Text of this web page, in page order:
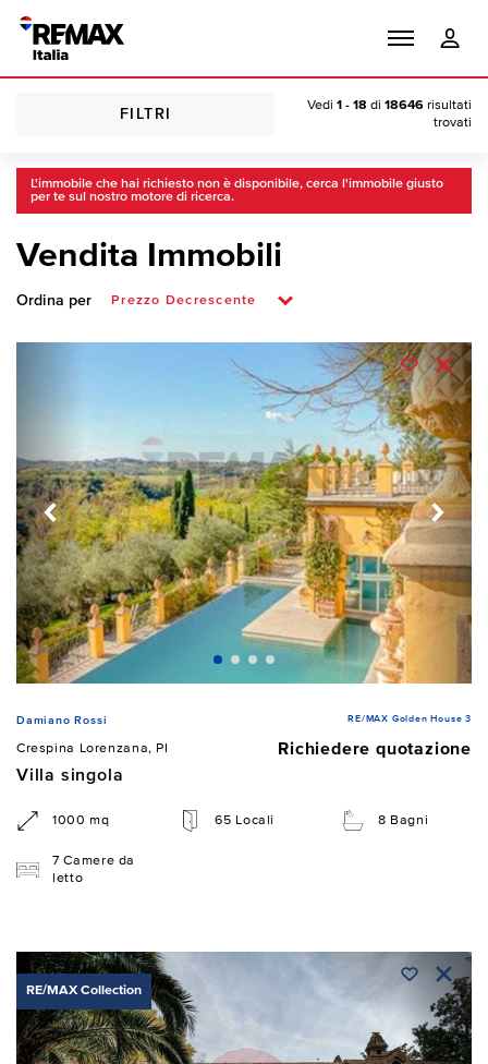
FILTRI
Vedi 1 - 18 di 18646 risultati
trovati
L'immobile che hai richiesto non è disponibile, cerca l'immobile giusto
per te sul nostro motore di ricerca.
Vendita Immobili
Ordina per
Damiano Rossi RE/MAX Golden House 3
Crespina Lorenzana, PI
Richiedere quotazione
Villa singola
1000 mq 65 Locali 8 Bagni
7 Camere da
letto
RE/MAX Collection